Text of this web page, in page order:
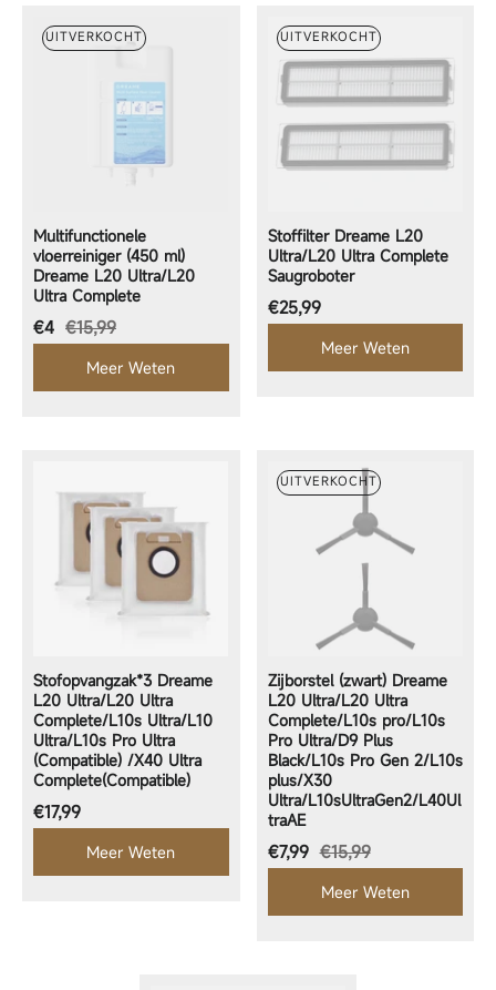
UITVERKOCHT
Multifunctionele
vloerreiniger (450 ml)
Dreame L20 Ultra/L20
Ultra Complete
Aanbiedingsprijs
€4 €15,99
Meer Weten
UITVERKOCHT
Stoffilter Dreame L20
Ultra/L20 Ultra Complete
Saugroboter
Normale prijs
€25,99
Meer Weten
Stofopvangzak*3 Dreame
L20 Ultra/L20 Ultra
Complete/L10s Ultra/L10
Ultra/L10s Pro Ultra
(Compatible) /X40 Ultra
Complete(Compatible)
Normale prijs
€17,99
Meer Weten
UITVERKOCHT
Zijborstel (zwart) Dreame
L20 Ultra/L20 Ultra
Complete/L10s pro/L10s
Pro Ultra/D9 Plus
Black/L10s Pro Gen 2/L10s
plus/X30
Ultra/L10sUltraGen2/L40Ul
traAE
Aanbiedingsprijs
€7,99 €15,99
Meer Weten